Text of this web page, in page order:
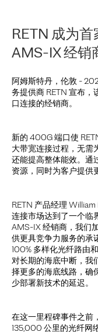
RETN 成为
AMS-IX 经销
阿姆斯特丹，伦敦 -
务提供商 RETN 宣布
口连接的经销商。
新的 400G 端口使
大带宽连接过程，无需
还能提高整体能效。通
资源，同时为客户提供
RETN 产品经理
连接市场达到了一个临
AMS-IX 经销商，我们
供更具竞争力服务的承
100% 多样化光纤路由
对长期的海底中断，我
择更多的海底线路，确
少部署新技术的延迟。
在这一里程碑事件之前
135,000 公里的光纤网